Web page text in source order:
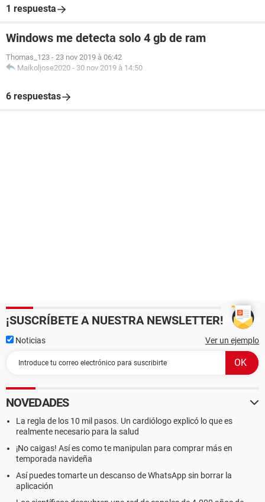
1 respuesta
Windows me detecta solo 4 gb de ram
Thomas_123 - 23 nov 2019 à 06:42
Maikoljose2020 - 30 nov 2019 à 14:50
6 respuestas
¡SUSCRÍBETE A NUESTRA NEWSLETTER!
Noticias Ver un ejemplo
NOVEDADES
La regla de los 10 mil pasos. Un cardiólogo explicó lo que es
realmente necesario para la salud
¡No caigas! Así es como te manipulan para comprar más en
temporada navideña
Así puedes tomarte un descanso de WhatsApp sin borrar la
aplicación